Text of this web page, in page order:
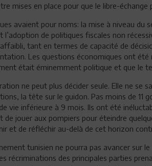
mises en place pour que le libre-
avaient pour noms: la mise à niveau
l’adoption de politiques fiscales non
tant en termes de capacité de
Les questions économiques ont
était éminemment politique et que le
ne peut plus décider seule. Elle ne se
la tête sur le guidon. Pas moins de 11
vie inférieure à 9 mois. Ils ont été
de jouer aux pompiers pour éteindre
et de réfléchir au-delà de cet horizon
tunisien ne pourra pas avancer sur
récriminations des principales parties